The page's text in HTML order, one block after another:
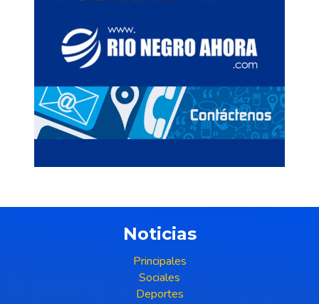
Noticias
Principales
Sociales
Deportes